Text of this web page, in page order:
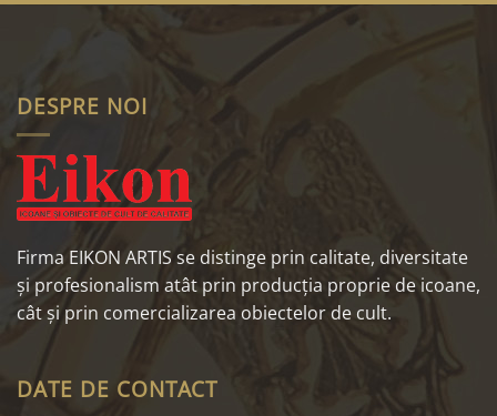
DESPRE NOI
Firma EIKON ARTIS se distinge prin calitate, diversitate
și profesionalism atât prin producția proprie de icoane,
cât și prin comercializarea obiectelor de cult.
DATE DE CONTACT